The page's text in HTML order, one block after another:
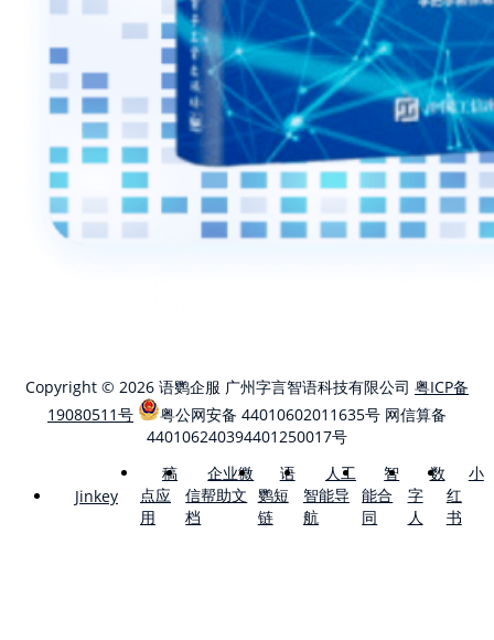
Copyright © 2026 语鹦企服 广州字言智语科技有限公司 粤ICP备
19080511号
粤公网安备 44010602011635号 网信算备
440106240394401250017号
Jinkey
稿
点应
用
企业微
信帮助文
档
语
鹦短
链
人工
智能导
航
智
能合
同
数
字
人
小
红
书